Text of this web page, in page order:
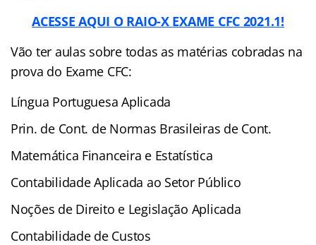
ACESSE AQUI O RAIO-X EXAME CFC 2021.1!
Vão ter aulas sobre todas as matérias cobradas na
prova do Exame CFC:
Língua Portuguesa Aplicada
Prin. de Cont. de Normas Brasileiras de Cont.
Matemática Financeira e Estatística
Contabilidade Aplicada ao Setor Público
Noções de Direito e Legislação Aplicada
Contabilidade de Custos